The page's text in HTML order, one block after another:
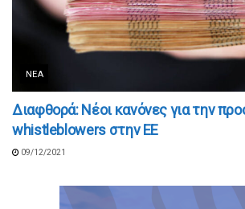
ΝΈΑ
Διαφθορά: Νέοι κανόνες για την
whistleblowers στην ΕΕ
09/12/2021